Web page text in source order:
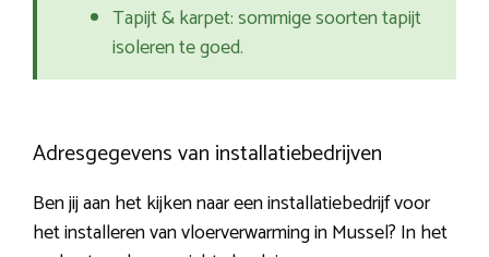
Tapijt & karpet: sommige soorten tapijt
isoleren te goed.
Adresgegevens van installatiebedrijven
Ben jij aan het kijken naar een installatiebedrijf voor
het installeren van vloerverwarming in Mussel? In het